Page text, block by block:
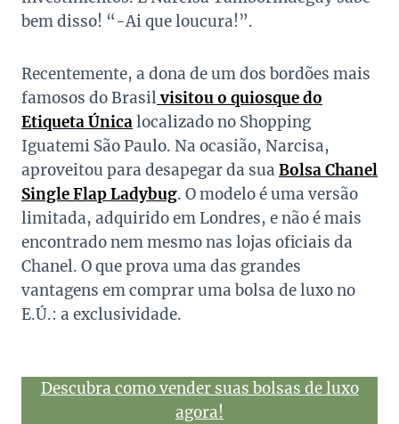
bem disso! “-Ai que loucura!”.
Recentemente, a dona de um dos bordões mais
famosos do Brasilvisitou o quiosque do
Etiqueta Únicalocalizado no Shopping
Iguatemi São Paulo. Na ocasião, Narcisa,
aproveitou para desapegar da sua Bolsa Chanel
Single Flap Ladybug. O modelo é uma versão
limitada, adquirido em Londres, e não é mais
encontrado nem mesmo nas lojas oficiais da
Chanel. O que prova uma das grandes
vantagens em comprar uma bolsa de luxo no
E.Ú.: a exclusividade.
Descubra como vender suas bolsas de luxo
agora!